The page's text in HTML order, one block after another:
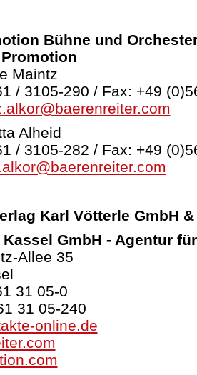
Bühne und
Maintz
/ 3105-290 / Fax: +49
Alheid
/ 3105-282 / Fax: +49
Karl Vötterle GmbH &
GmbH - Agentur
Allee 35
31 05-0
31 05-240
online.de